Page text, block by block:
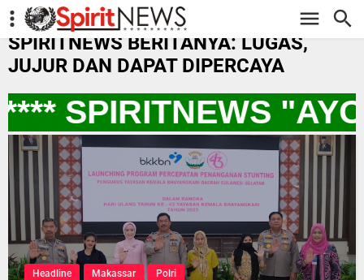
-->
SPIRITNEWS BERITANYA: LUGAS,
JUJUR DAN DAPAT DIPERCAYA
SPIRITNEWS "AYO
Headline Makassar Polri